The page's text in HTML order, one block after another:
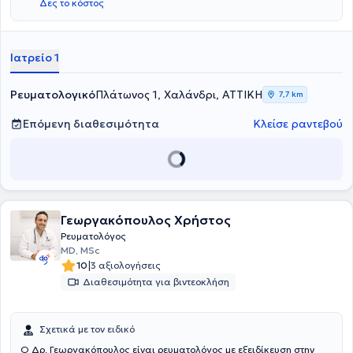
Uddevalla Hospital και του Sahlgrenksa University Hospital, στο
οποίο μέχρι πρόσφατα διατελούσε χρέη Επιμελήτριας. Τέλος,
Δες το κόστος
Ιατρείο 1
ΡευματολογικόΠλάτωνος 1, Χαλάνδρι, ΑΤΤΙΚΗ 7,7 km
Επόμενη διαθεσιμότητα Κλείσε ραντεβού
Γεωργακόπουλος Χρήστος
Ρευματολόγος
MD, MSc
10|3 αξιολογήσεις
Διαθεσιμότητα για βιντεοκλήση
Σχετικά με τον ειδικό
Ο Δρ. Γεωργακόπουλος είναι ρευματολόγος με εξειδίκευση στην